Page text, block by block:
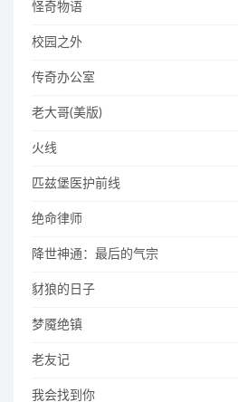
怪奇物语
校园之外
传奇办公室
老大哥(美版)
火线
匹兹堡医护前线
绝命律师
降世神通：最后的气宗
豺狼的日子
梦魇绝镇
老友记
我会找到你